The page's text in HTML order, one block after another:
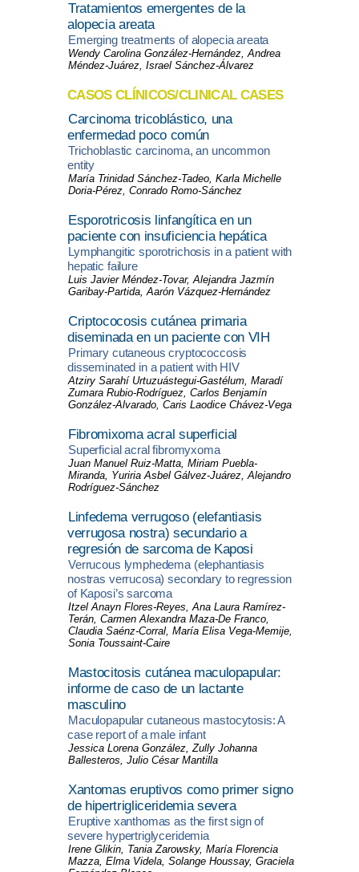
Tratamientos emergentes de la
alopecia areata
Emerging treatments of alopecia areata
Wendy Carolina González-Hernández, Andrea
Méndez-Juárez, Israel Sánchez-Álvarez
CASOS CLÍNICOS/CLINICAL CASES
Carcinoma tricoblástico, una
enfermedad poco común
Trichoblastic carcinoma, an uncommon
entity
María Trinidad Sánchez-Tadeo, Karla Michelle
Doria-Pérez, Conrado Romo-Sánchez
Esporotricosis linfangítica en un
paciente con insuficiencia hepática
Lymphangitic sporotrichosis in a patient with
hepatic failure
Luis Javier Méndez-Tovar, Alejandra Jazmín
Garibay-Partida, Aarón Vázquez-Hernández
Criptococosis cutánea primaria
diseminada en un paciente con VIH
Primary cutaneous cryptococcosis
disseminated in a patient with HIV
Atziry Sarahí Urtuzuástegui-Gastélum, Maradí
Zumara Rubio-Rodríguez, Carlos Benjamín
González-Alvarado, Caris Laodice Chávez-Vega
Fibromixoma acral superficial
Superficial acral fibromyxoma
Juan Manuel Ruiz-Matta, Miriam Puebla-
Miranda, Yuriria Asbel Gálvez-Juárez, Alejandro
Rodríguez-Sánchez
Linfedema verrugoso (elefantiasis
verrugosa nostra) secundario a
regresión de sarcoma de Kaposi
Verrucous lymphedema (elephantiasis
nostras verrucosa) secondary to regression
of Kaposi’s sarcoma
Itzel Anayn Flores-Reyes, Ana Laura Ramírez-
Terán, Carmen Alexandra Maza-De Franco,
Claudia Saénz-Corral, María Elisa Vega-Memije,
Sonia Toussaint-Caire
Mastocitosis cutánea maculopapular:
informe de caso de un lactante
masculino
Maculopapular cutaneous mastocytosis: A
case report of a male infant
Jessica Lorena González, Zully Johanna
Ballesteros, Julio César Mantilla
Xantomas eruptivos como primer signo
de hipertrigliceridemia severa
Eruptive xanthomas as the first sign of
severe hypertriglyceridemia
Irene Glikin, Tania Zarowsky, María Florencia
Mazza, Elma Videla, Solange Houssay, Graciela